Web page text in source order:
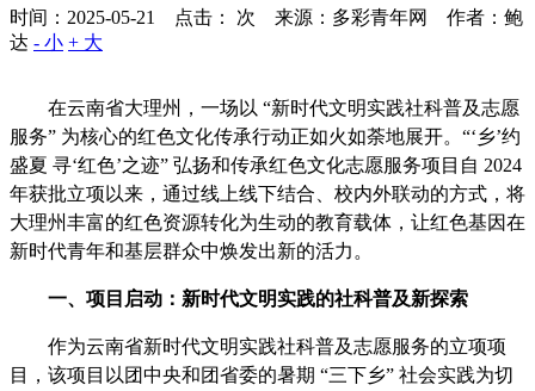
时间：2025-05-21 点击： 次 来源：多彩青年网 作者：鲍
达 - 小 + 大
在云南省大理州，一场以 “新时代文明实践社科普及志愿
服务” 为核心的红色文化传承行动正如火如荼地展开。“‘乡’约
盛夏 寻‘红色’之迹” 弘扬和传承红色文化志愿服务项目自 2024
年获批立项以来，通过线上线下结合、校内外联动的方式，将
大理州丰富的红色资源转化为生动的教育载体，让红色基因在
新时代青年和基层群众中焕发出新的活力。
一、项目启动：新时代文明实践的社科普及新探索
作为云南省新时代文明实践社科普及志愿服务的立项项
目，该项目以团中央和团省委的暑期 “三下乡” 社会实践为切